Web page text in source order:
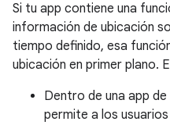
Si tu app contiene una
información de ubicación
tiempo definido, esa
ubicación en primer plano.
Dentro de una app
permite a los